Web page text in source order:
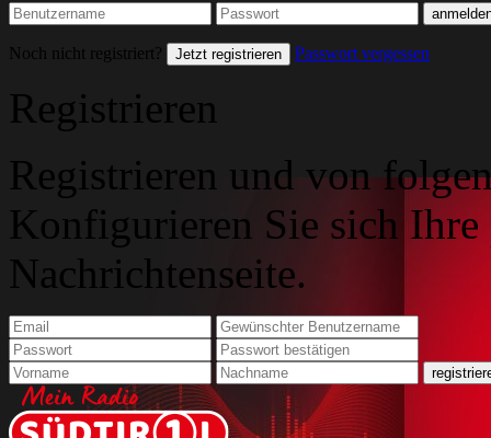
Noch nicht registriert? Jetzt registrieren Passwort vergessen
Registrieren
Registrieren und von
Konfigurieren Sie sich
Nachrichtenseite.